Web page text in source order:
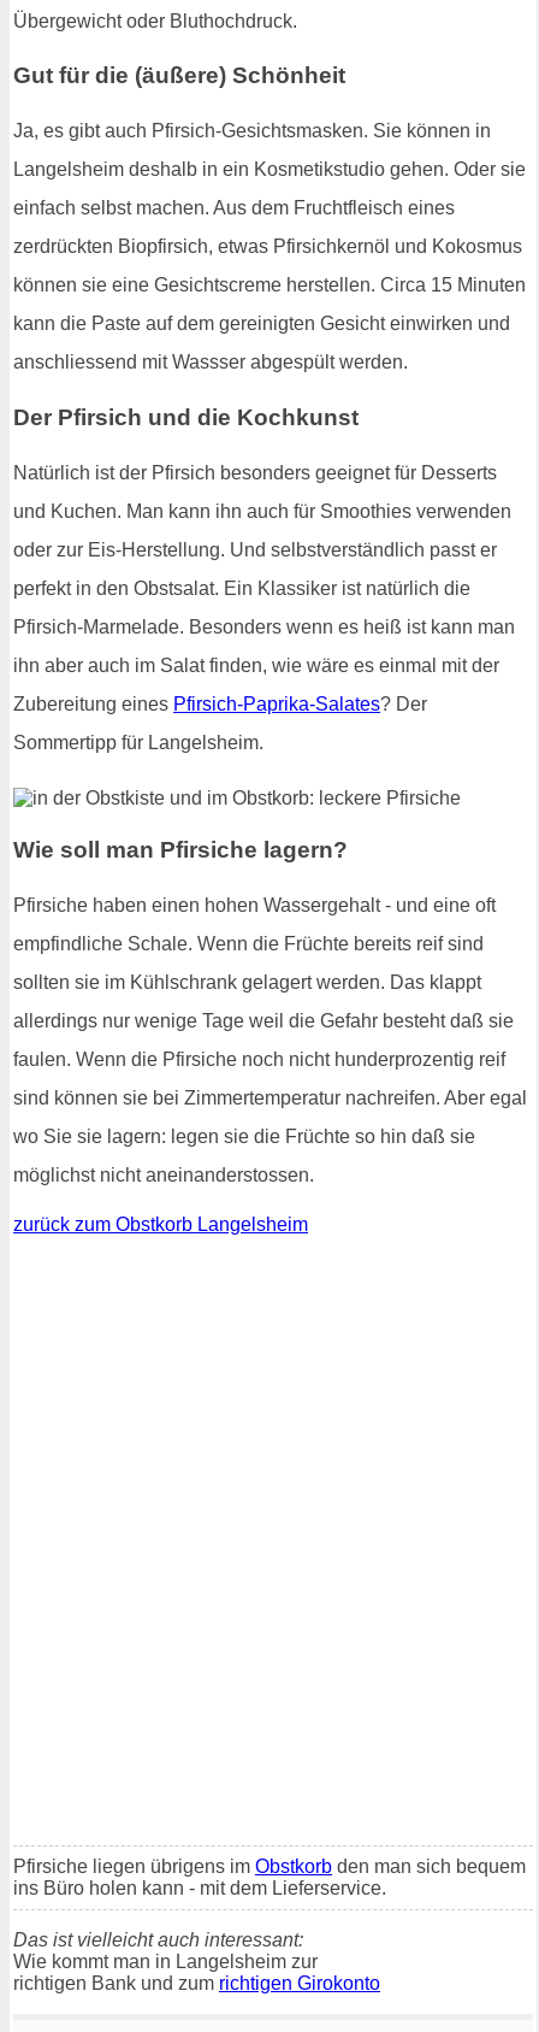
Übergewicht oder Bluthochdruck.
Gut für die (äußere) Schönheit
Ja, es gibt auch Pfirsich-Gesichtsmasken. Sie können in
Langelsheim deshalb in ein Kosmetikstudio gehen. Oder sie
einfach selbst machen. Aus dem Fruchtfleisch eines
zerdrückten Biopfirsich, etwas Pfirsichkernöl und Kokosmus
können sie eine Gesichtscreme herstellen. Circa 15 Minuten
kann die Paste auf dem gereinigten Gesicht einwirken und
anschliessend mit Wassser abgespült werden.
Der Pfirsich und die Kochkunst
Natürlich ist der Pfirsich besonders geeignet für Desserts
und Kuchen. Man kann ihn auch für Smoothies verwenden
oder zur Eis-Herstellung. Und selbstverständlich passt er
perfekt in den Obstsalat. Ein Klassiker ist natürlich die
Pfirsich-Marmelade. Besonders wenn es heiß ist kann man
ihn aber auch im Salat finden, wie wäre es einmal mit der
Zubereitung eines Pfirsich-Paprika-Salates? Der
Sommertipp für Langelsheim.
Wie soll man Pfirsiche lagern?
Pfirsiche haben einen hohen Wassergehalt - und eine oft
empfindliche Schale. Wenn die Früchte bereits reif sind
sollten sie im Kühlschrank gelagert werden. Das klappt
allerdings nur wenige Tage weil die Gefahr besteht daß sie
faulen. Wenn die Pfirsiche noch nicht hunderprozentig reif
sind können sie bei Zimmertemperatur nachreifen. Aber egal
wo Sie sie lagern: legen sie die Früchte so hin daß sie
möglichst nicht aneinanderstossen.
zurück zum Obstkorb Langelsheim
Pfirsiche liegen übrigens im Obstkorb den man sich bequem
ins Büro holen kann - mit dem Lieferservice.
Das ist vielleicht auch interessant:
Wie kommt man in Langelsheim zur
richtigen Bank und zum richtigen Girokonto